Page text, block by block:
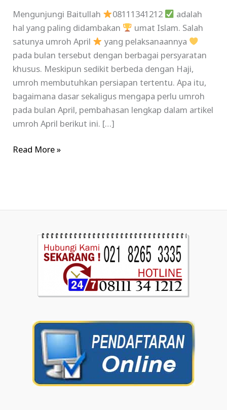
Mengunjungi Baitullah
08111341212
adalah
hal yang paling didambakan
umat Islam. Salah
satunya umroh April
yang pelaksanaannya
pada bulan tersebut dengan berbagai persyaratan
khusus. Meskipun sedikit berbeda dengan Haji,
umroh membutuhkan persiapan tertentu. Apa itu,
bagaimana dasar sekaligus mengapa perlu umroh
pada bulan April, pembahasan lengkap dalam artikel
umroh April berikut ini. […]
Read More »